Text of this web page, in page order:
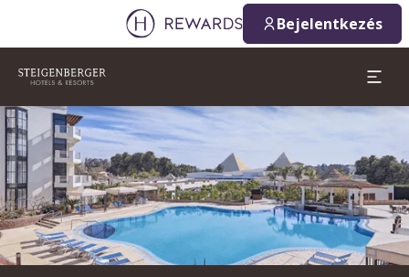
Bejelentkezés
Dia: 1 of 1